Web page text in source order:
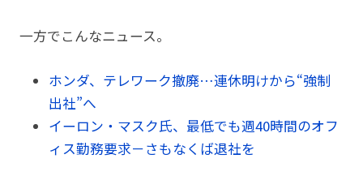
一方でこんなニュース。
ホンダ、テレワーク撤廃…連休明けから“強制
出社”へ
イーロン・マスク氏、最低でも週40時間のオフ
ィス勤務要求－さもなくば退社を